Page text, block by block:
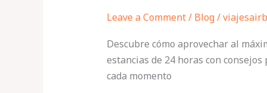
Leave a Comment/ Blog/
Descubre cómo aprovechar al
estancias de 24 horas con
cada momento